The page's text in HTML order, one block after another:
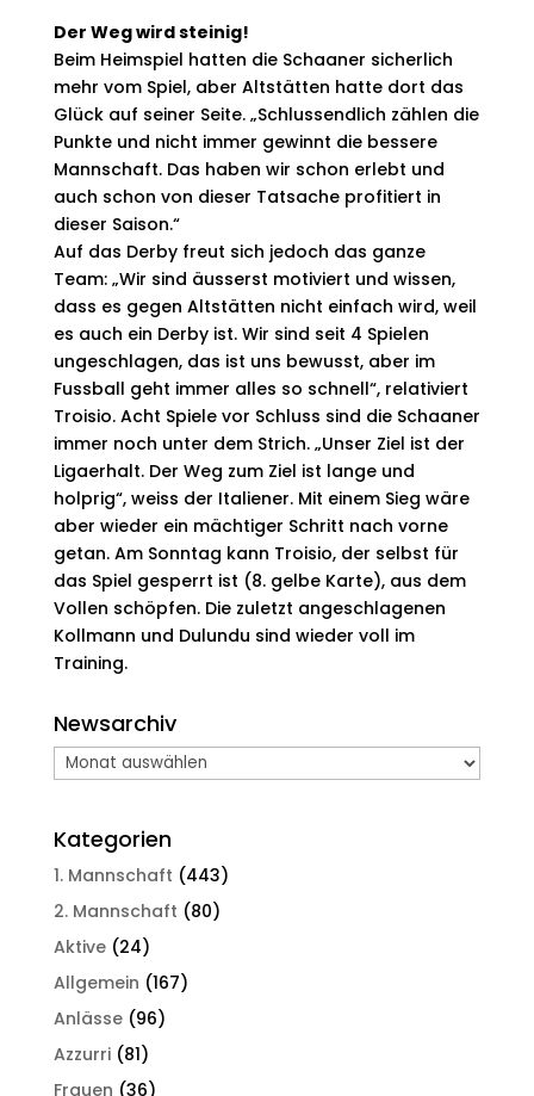
Der Weg wird steinig!
Beim Heimspiel hatten die Schaaner sicherlich
mehr vom Spiel, aber Altstätten hatte dort das
Glück auf seiner Seite. „Schlussendlich zählen die
Punkte und nicht immer gewinnt die bessere
Mannschaft. Das haben wir schon erlebt und
auch schon von dieser Tatsache profitiert in
dieser Saison.“
Auf das Derby freut sich jedoch das ganze
Team: „Wir sind äusserst motiviert und wissen,
dass es gegen Altstätten nicht einfach wird, weil
es auch ein Derby ist. Wir sind seit 4 Spielen
ungeschlagen, das ist uns bewusst, aber im
Fussball geht immer alles so schnell“, relativiert
Troisio. Acht Spiele vor Schluss sind die Schaaner
immer noch unter dem Strich. „Unser Ziel ist der
Ligaerhalt. Der Weg zum Ziel ist lange und
holprig“, weiss der Italiener. Mit einem Sieg wäre
aber wieder ein mächtiger Schritt nach vorne
getan. Am Sonntag kann Troisio, der selbst für
das Spiel gesperrt ist (8. gelbe Karte), aus dem
Vollen schöpfen. Die zuletzt angeschlagenen
Kollmann und Dulundu sind wieder voll im
Training.
Newsarchiv
Newsarchiv
Kategorien
1. Mannschaft (443)
2. Mannschaft (80)
Aktive(24)
Allgemein (167)
Anlässe(96)
Azzurri(81)
Frauen (36)